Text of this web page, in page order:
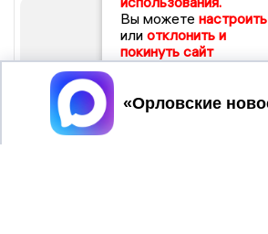
Вы можете настроить
или отклонить и
покинуть сайт
Принять